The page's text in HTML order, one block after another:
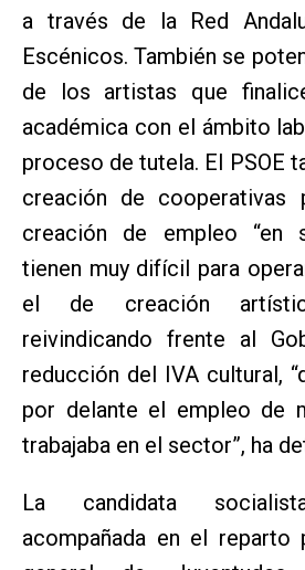
a través de la Red
Escénicos. También se
de los artistas que
académica con el ámbito
proceso de tutela. El PSOE
creación de cooperativas
creación de empleo “en
tienen muy difícil para
el de creación
reivindicando frente al
reducción del IVA cultural,
por delante el empleo de
trabajaba en el sector”, ha
La candidata
acompañada en el